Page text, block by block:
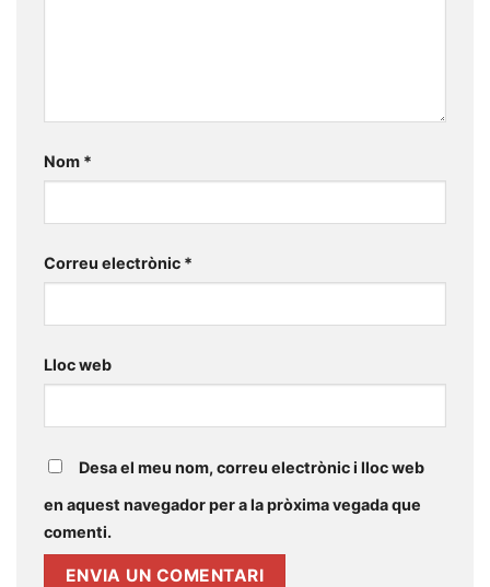
Nom *
Correu electrònic *
Lloc web
Desa el meu nom, correu electrònic i lloc web
en aquest navegador per a la pròxima vegada que
comenti.